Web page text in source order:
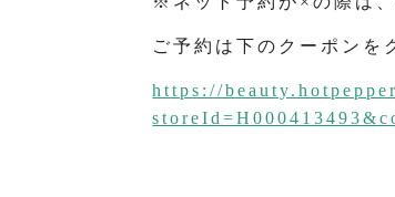
ご予約は下のクーポンを
https://